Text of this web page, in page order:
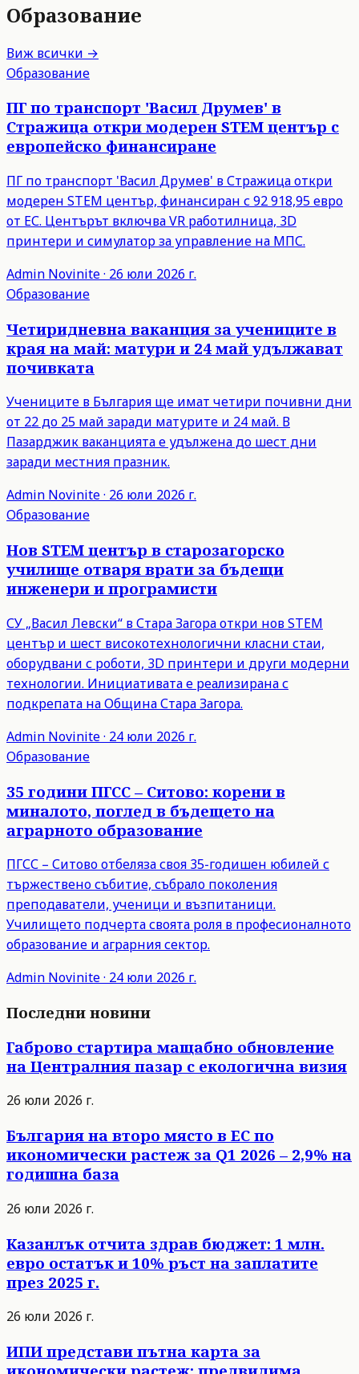
Образование
Виж всички →
Образование
ПГ по транспорт 'Васил Друмев' в
Стражица откри модерен STEM център с
европейско финансиране
ПГ по транспорт 'Васил Друмев' в Стражица откри
модерен STEM център, финансиран с 92 918,95 евро
от ЕС. Центърът включва VR работилница, 3D
принтери и симулатор за управление на МПС.
Admin Novinite· 26 юли 2026 г.
Образование
Четиридневна ваканция за учениците в
края на май: матури и 24 май удължават
почивката
Учениците в България ще имат четири почивни дни
от 22 до 25 май заради матурите и 24 май. В
Пазарджик ваканцията е удължена до шест дни
заради местния празник.
Admin Novinite· 26 юли 2026 г.
Образование
Нов STEM център в старозагорско
училище отваря врати за бъдещи
инженери и програмисти
СУ „Васил Левски“ в Стара Загора откри нов STEM
център и шест високотехнологични класни стаи,
оборудвани с роботи, 3D принтери и други модерни
технологии. Инициативата е реализирана с
подкрепата на Община Стара Загора.
Admin Novinite· 24 юли 2026 г.
Образование
35 години ПГСС – Ситово: корени в
миналото, поглед в бъдещето на
аграрното образование
ПГСС – Ситово отбеляза своя 35-годишен юбилей с
тържествено събитие, събрало поколения
преподаватели, ученици и възпитаници.
Училището подчерта своята роля в професионалното
образование и аграрния сектор.
Admin Novinite· 24 юли 2026 г.
Последни новини
Габрово стартира мащабно обновление
на Централния пазар с екологична визия
26 юли 2026 г.
България на второ място в ЕС по
икономически растеж за Q1 2026 – 2,9% на
годишна база
26 юли 2026 г.
Казанлък отчита здрав бюджет: 1 млн.
евро остатък и 10% ръст на заплатите
през 2025 г.
26 юли 2026 г.
ИПИ представи пътна карта за